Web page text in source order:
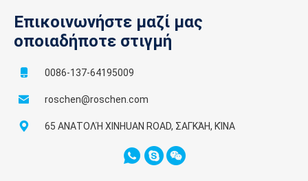
Επικοινωνήστε μαζί μας
οποιαδήποτε στιγμή
0086-137-64195009
roschen@roschen.com
65 ΑΝΑΤΟΛΉ XINHUAN ROAD, ΣΑΓΚΆΗ, ΚΊΝΑ